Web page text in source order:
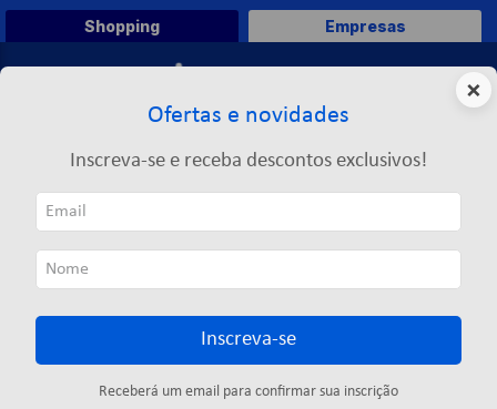
Shopping Empresas
MULTILASER
MULTILASER
33produtos
×
Ofertas e novidades
Inscreva-se e receba descontos exclusivos!
Inscreva-se
Receberá um email para confirmar sua inscrição
TERMOS MAIS BUSCADOS
4º
marca texto